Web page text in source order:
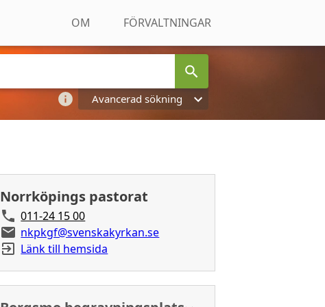
OM FÖRVALTNINGAR
Avancerad sökning
Norrköpings pastorat
011-24 15 00
nkpkgf@svenskakyrkan.se
Länk till hemsida